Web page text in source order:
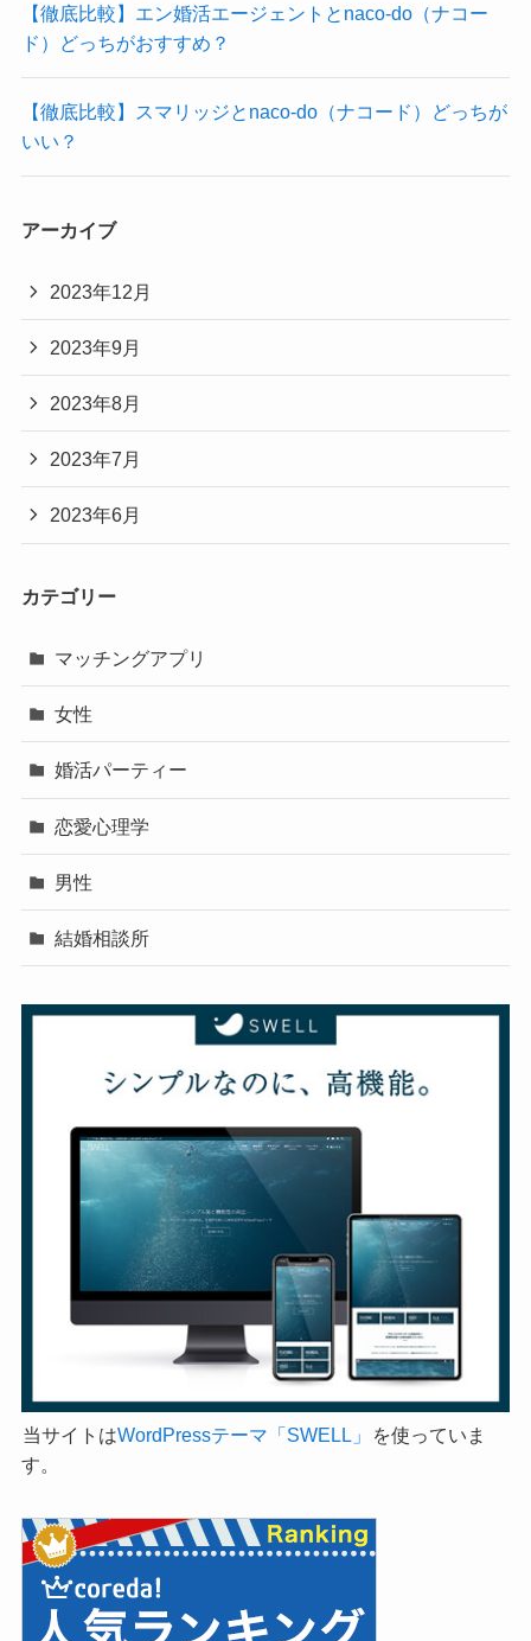
【徹底比較】エン婚活エージェントとnaco-do（ナコー
ド）どっちがおすすめ？
【徹底比較】スマリッジとnaco-do（ナコード）どっちが
いい？
アーカイブ
2023年12月
2023年9月
2023年8月
2023年7月
2023年6月
カテゴリー
マッチングアプリ
女性
婚活パーティー
恋愛心理学
男性
結婚相談所
当サイトはWordPressテーマ「SWELL」
を使っていま
す。